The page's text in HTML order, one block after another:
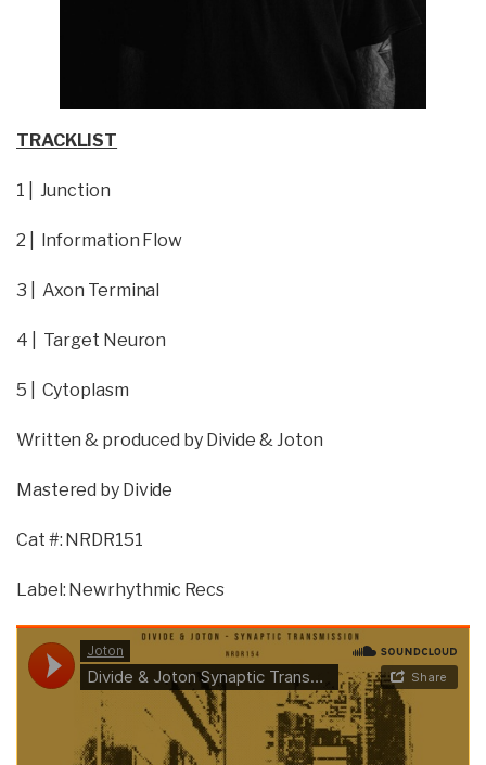
TRACKLIST
1 | Junction
2 | Information Flow
3 | Axon Terminal
4 | Target Neuron
5 | Cytoplasm
Written & produced by Divide & Joton
Mastered by Divide
Cat #: NRDR151
Label: Newrhythmic Recs